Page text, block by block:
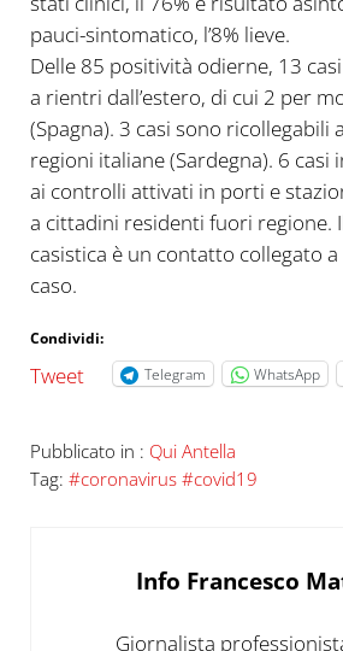
pauci-sintomatico, l’8% lieve.
Delle 85 positività odierne, 13
a rientri dall’estero, di cui 2 per
(Spagna). 3 casi sono ricollegabili
regioni italiane (Sardegna). 6 casi
ai controlli attivati in porti e
a cittadini residenti fuori regione.
casistica è un contatto collegato
caso.
Condividi:
Tweet Telegram WhatsApp
Pubblicato in : Qui Antella
Tag: #coronavirus #covid19
Info Francesco
Giornalista